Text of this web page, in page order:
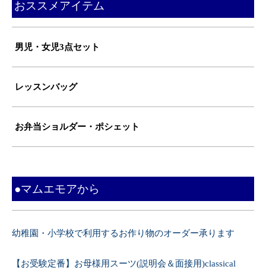
おススメアイテム
男児・女児3点セット
レッスンバッグ
お弁当ショルダー・ポシェット
●マムエモアから
幼稚園・小学校で利用するお作り物のオーダー承ります
【お受験定番】お母様用スーツ(説明会＆面接用)classical